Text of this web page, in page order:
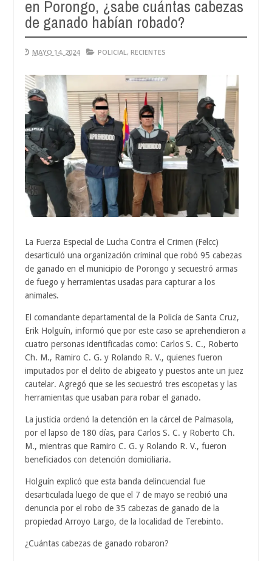
en Porongo, ¿sabe cuántas cabezas
de ganado habían robado?
MAYO 14, 2024 POLICIAL , RECIENTES
La Fuerza Especial de Lucha Contra el Crimen (Felcc)
desarticuló una organización criminal que robó 95 cabezas
de ganado en el municipio de Porongo y secuestró armas
de fuego y herramientas usadas para capturar a los
animales.
El comandante departamental de la Policía de Santa Cruz,
Erik Holguín, informó que por este caso se aprehendieron a
cuatro personas identificadas como: Carlos S. C., Roberto
Ch. M., Ramiro C. G. y Rolando R. V., quienes fueron
imputados por el delito de abigeato y puestos ante un juez
cautelar. Agregó que se les secuestró tres escopetas y las
herramientas que usaban para robar el ganado.
La justicia ordenó la detención en la cárcel de Palmasola,
por el lapso de 180 días, para Carlos S. C. y Roberto Ch.
M., mientras que Ramiro C. G. y Rolando R. V., fueron
beneficiados con detención domiciliaria.
Holguín explicó que esta banda delincuencial fue
desarticulada luego de que el 7 de mayo se recibió una
denuncia por el robo de 35 cabezas de ganado de la
propiedad Arroyo Largo, de la localidad de Terebinto.
¿Cuántas cabezas de ganado robaron?